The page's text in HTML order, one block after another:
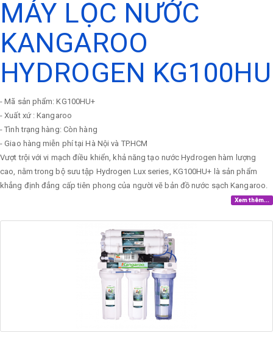
MÁY LỌC NƯỚC
KANGAROO
HYDROGEN KG100HU
- Mã sản phẩm: KG100HU+
- Xuất xứ : Kangaroo
- Tình trạng hàng: Còn hàng
- Giao hàng miễn phí tại Hà Nội và TP.HCM
Vượt trội với vi mạch điều khiển, khả năng tạo nước Hydrogen hàm lượng
cao, nằm trong bộ sưu tập Hydrogen Lux series, KG100HU+ là sản phẩm
khẳng định đẳng cấp tiên phong của người vẽ bản đồ nước sạch Kangaroo.
Xem thêm...